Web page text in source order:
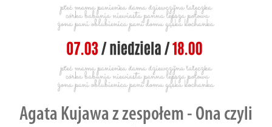
Agata Kujawa z zespołem - Ona czyli